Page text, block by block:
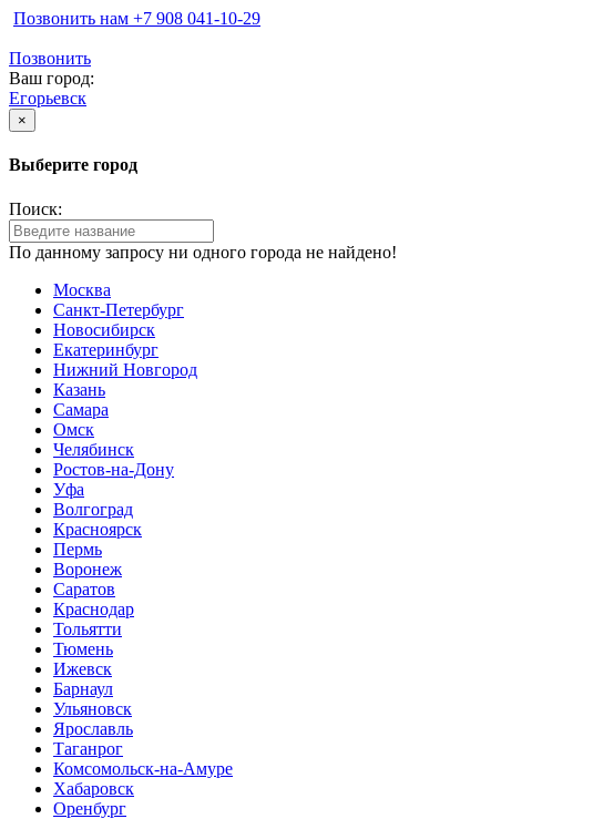
Позвонить нам ‪+7 908 041-10-29
Позвонить
Ваш город:
Егорьевск
×
Выберите город
Поиск:
По данному запросу ни одного города не найдено!
Москва
Санкт-Петербург
Новосибирск
Екатеринбург
Нижний Новгород
Казань
Самара
Омск
Челябинск
Ростов-на-Дону
Уфа
Волгоград
Красноярск
Пермь
Воронеж
Саратов
Краснодар
Тольятти
Тюмень
Ижевск
Барнаул
Ульяновск
Ярославль
Таганрог
Комсомольск-на-Амуре
Хабаровск
Оренбург